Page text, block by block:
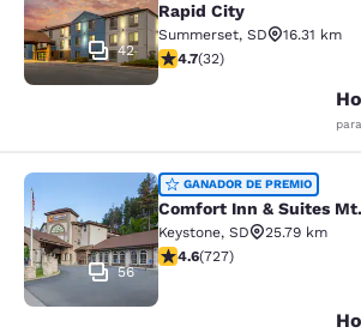
42
Rapid City
Summerset, SD
16.31 km
calificación de 4.72
4.7(32)
Comfort Inn & Suites
56
GANADOR DE PREMIO
Comfort Inn & Suites
Keystone, SD
25.79 km
calificación de 4.56
4.6(727)